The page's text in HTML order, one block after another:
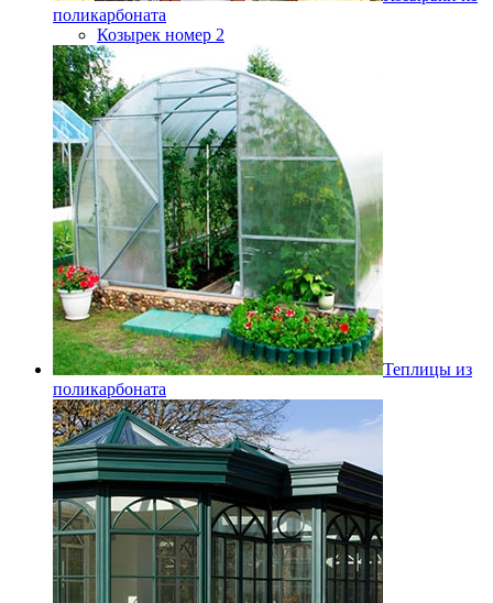
поликарбоната
Козырек номер 2
Теплицы из
поликарбоната